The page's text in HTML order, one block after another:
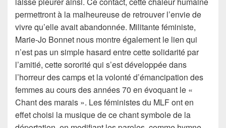
permettront à la malheureuse de retrouver l’envie de
vivre qu’elle avait abandonnée. Militante féministe,
Marie-Jo Bonnet nous montre également le lien qui
n’est pas un simple hasard entre cette solidarité par
l’amitié, cette sororité qui s’est développée dans
l’horreur des camps et la volonté d’émancipation des
femmes au cours des années 70 en évoquant le «
Chant des marais ». Les féministes du MLF ont en
effet choisi la musique de ce chant symbole de la